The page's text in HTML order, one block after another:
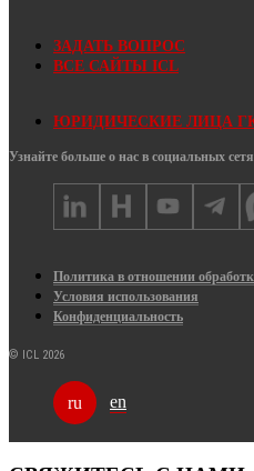
ЗАДАТЬ ВОПРОС
ВСЕ САЙТЫ ICL
ЮРИДИЧЕСКИЕ ЛИЦА
Узнайте больше о нас в социальных
Политика в отношении
Условия использования
Конфиденциальность
© ICL 2026
ru en